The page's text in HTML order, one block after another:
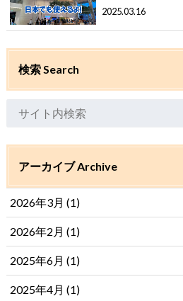
2025.03.16
検索 Search
アーカイブ Archive
2026年3月 (1)
2026年2月 (1)
2025年6月 (1)
2025年4月 (1)